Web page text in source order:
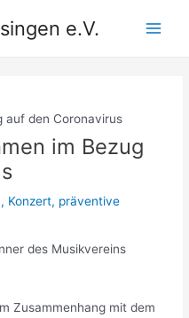
e.V.
auf den Coronavirus
im Bezug
, Konzert, präventive
des Musikvereins
Zusammenhang mit dem